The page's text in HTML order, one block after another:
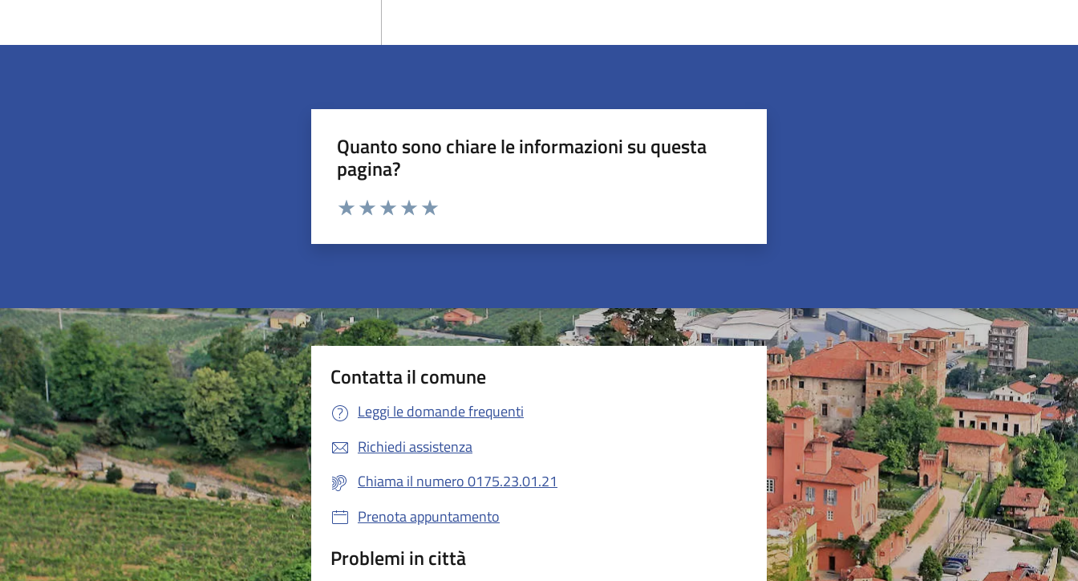
Quanto sono chiare le informazioni su questa
pagina?
Valuta da 1 a 5 stelle la pagina
Contatta il comune
Leggi le domande frequenti
Richiedi assistenza
Chiama il numero 0175.23.01.21
Prenota appuntamento
Problemi in città